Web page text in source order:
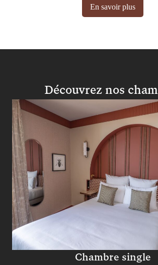
En savoir plus
Découvrez nos
Chambre single